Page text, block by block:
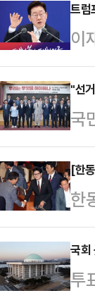
덟
한
다.
세
‘
공
트럼
이
분
대
했
상
주
법
격
"선
국
패'
에
도
'전
한
오
[한
한
른
에
목
국회
투